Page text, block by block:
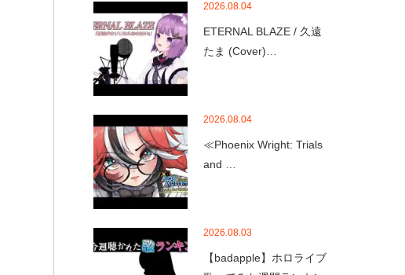
2026.08.04
ETERNAL BLAZE / 久遠
たま (Cover)…
2026.08.04
≪Phoenix Wright: Trials
and …
2026.08.03
【badapple】ホロライブ